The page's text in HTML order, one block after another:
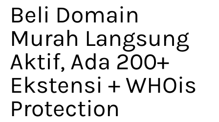
Beli Domain
Murah Langsung
Aktif, Ada 200+
Ekstensi + WHOis
Protection